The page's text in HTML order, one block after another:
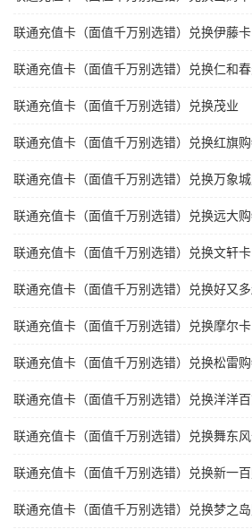
联通充值卡（面值千万别选错）兑换伊藤卡
联通充值卡（面值千万别选错）兑换仁和
联通充值卡（面值千万别选错）兑换茂业
联通充值卡（面值千万别选错）兑换红旗
联通充值卡（面值千万别选错）兑换万象
联通充值卡（面值千万别选错）兑换远大
联通充值卡（面值千万别选错）兑换文轩卡
联通充值卡（面值千万别选错）兑换好又
联通充值卡（面值千万别选错）兑换摩尔卡
联通充值卡（面值千万别选错）兑换松雷
联通充值卡（面值千万别选错）兑换洋洋
联通充值卡（面值千万别选错）兑换舞东
联通充值卡（面值千万别选错）兑换新一
联通充值卡（面值千万别选错）兑换梦之